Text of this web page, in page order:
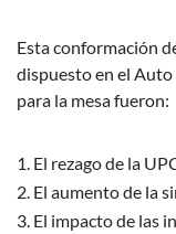
Esta conformación
dispuesto en el
para la mesa fueron:
El rezago de la
El aumento de la
El impacto de las